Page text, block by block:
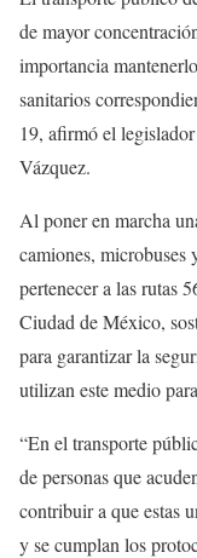
de mayor
importancia
sanitarios
19, afirmó el
Vázquez.
Al poner en marcha
camiones, microbuses
pertenecer a las rutas
Ciudad de México,
para garantizar la
utilizan este medio
“En el transporte
de personas que
contribuir a que estas
y se cumplan los